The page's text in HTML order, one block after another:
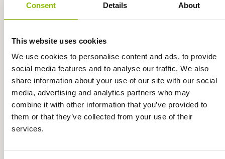
Consent Details About
This website uses cookies
We use cookies to personalise content and ads, to provide
social media features and to analyse our traffic. We also
share information about your use of our site with our social
media, advertising and analytics partners who may
combine it with other information that you’ve provided to
them or that they’ve collected from your use of their
services.
elk product vindt u terug op de
productpagina's.